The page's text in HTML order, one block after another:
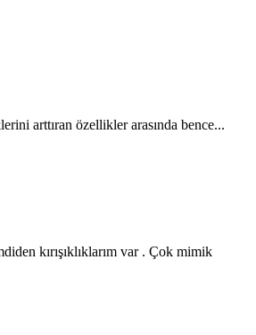
arttıran özellikler arasında bence...
kırışıklıklarım var . Çok mimik